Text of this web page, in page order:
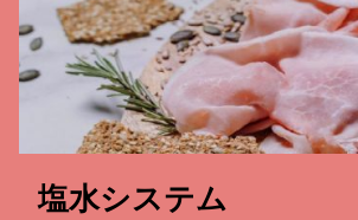
塩水システム